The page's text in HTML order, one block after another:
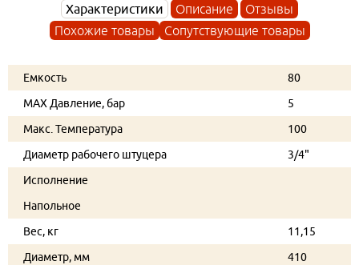
Характеристики Описание
Отзывы
Похожие товары
Сопутствующие товары
Емкость
80
MAX Давление, бар
5
Макс. Температура
100
Диаметр рабочего штуцера
3/4"
Исполнение
Напольное
Вес, кг
11,15
Диаметр, мм
410